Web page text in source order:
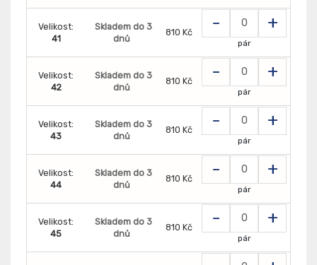
Velikost:
41
Skladem do 3
dnů
810 Kč - +
pár
Velikost:
42
Skladem do 3
dnů
810 Kč - +
pár
Velikost:
43
Skladem do 3
dnů
810 Kč - +
pár
Velikost:
44
Skladem do 3
dnů
810 Kč - +
pár
Velikost:
45
Skladem do 3
dnů
810 Kč - +
pár